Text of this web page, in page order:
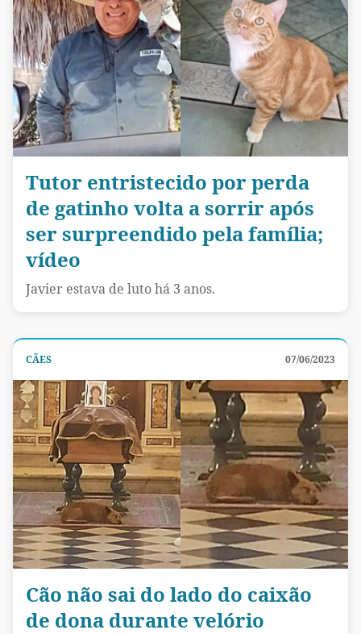
Tutor entristecido por perda
de gatinho volta a sorrir após
ser surpreendido pela família;
vídeo
Javier estava de luto há 3 anos.
CÃES 07/06/2023
Cão não sai do lado do caixão
de dona durante velório